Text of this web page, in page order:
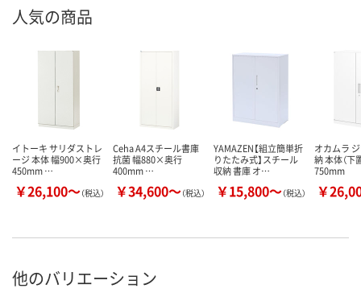
人気の商品
イトーキ サリダストレ
ージ 本体 幅900×奥行
450mm …
￥26,100～（税込）
Ceha A4スチール書庫
抗菌 幅880×奥行
400mm …
￥34,600～（税込）
YAMAZEN【組立簡単折
りたたみ式】スチール
収納 書庫 オ…
￥15,800～（税込）
オカムラ
納 本体（下
750mm
￥
他のバリエーション